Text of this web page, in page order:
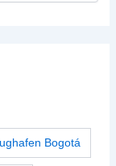
Bogotá